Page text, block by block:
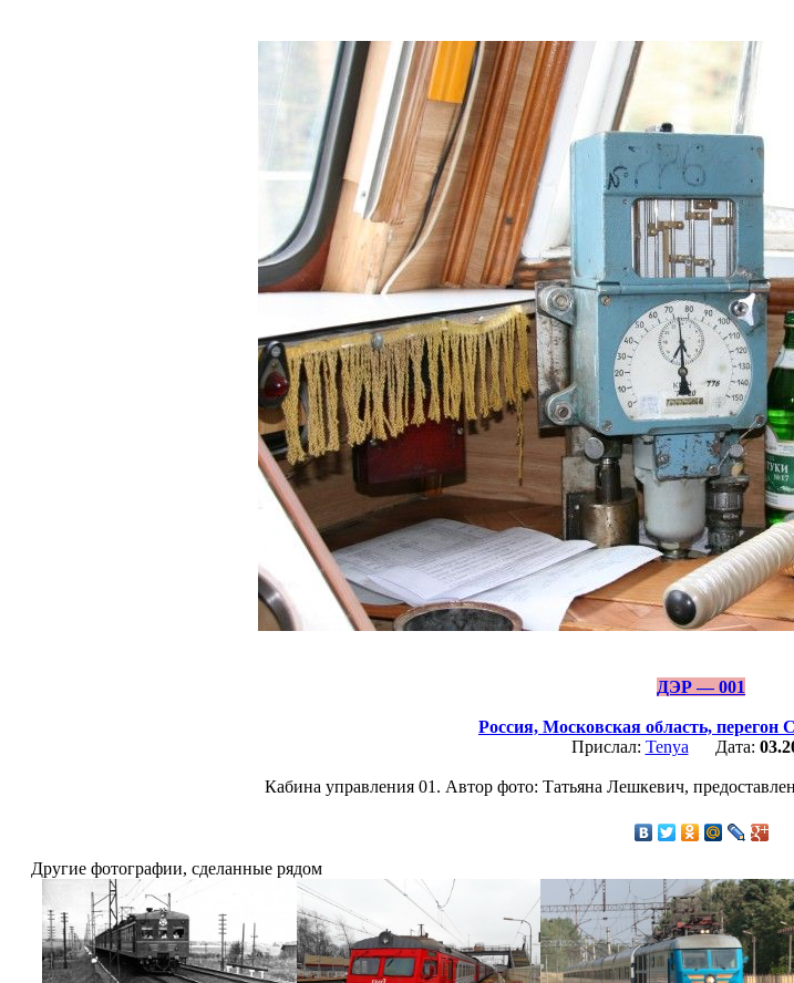
ДЭР — 001
Россия, Московская область, перегон
Прислал: Tenya Дата:
Кабина управления 01. Автор фото: Татьяна Лешкевич,
Другие фотографии, сделанные рядом